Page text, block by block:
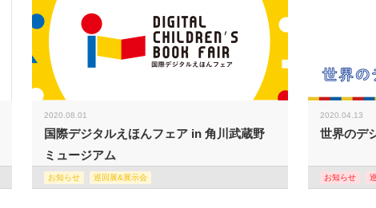
2020.08.01
国際デジタルえほんフェア in 角川武蔵野
ミュージアム
お知らせ 巡回展&展示会
2020.04.13
世界のデ
お知らせ